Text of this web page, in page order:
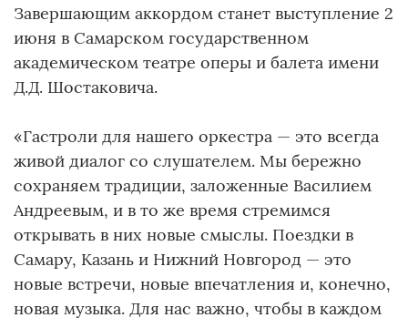
Завершающим аккордом станет выступление 2
июня в Самарском государственном
академическом театре оперы и балета имени
Д.Д. Шостаковича.
«Гастроли для нашего оркестра — это всегда
живой диалог со слушателем. Мы бережно
сохраняем традиции, заложенные Василием
Андреевым, и в то же время стремимся
открывать в них новые смыслы. Поездки в
Самару, Казань и Нижний Новгород — это
новые встречи, новые впечатления и, конечно,
новая музыка. Для нас важно, чтобы в каждом